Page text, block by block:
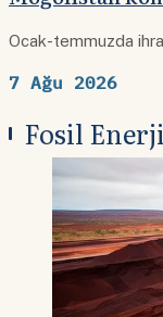
Ocak-temmuzda
7 Ağu 2026
Fosil Enerji